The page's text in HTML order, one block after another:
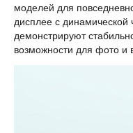
моделей для
дисплее с
демонстрируют
возможности для фото и